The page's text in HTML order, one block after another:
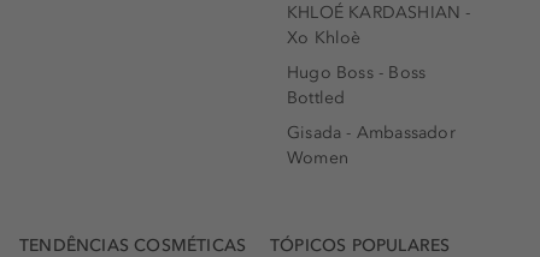
KHLOÉ KARDASHIAN -
Xo Khloè
Hugo Boss - Boss
Bottled
Gisada - Ambassador
Women
TENDÊNCIAS COSMÉTICAS TÓPICOS POPULARES